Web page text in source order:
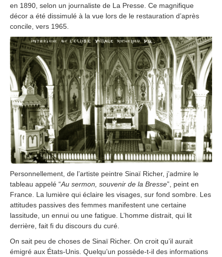
en 1890, selon un journaliste de La Presse. Ce magnifique
décor a été dissimulé à la vue lors de le restauration d’après
concile, vers 1965.
Personnellement, de l’artiste peintre Sinaï Richer, j’admire le
tableau appelé “Au sermon, souvenir de la Bresse”, peint en
France. La lumière qui éclaire les visages, sur fond sombre. Les
attitudes passives des femmes manifestent une certaine
lassitude, un ennui ou une fatigue. L’homme distrait, qui lit
derrière, fait fi du discours du curé.
On sait peu de choses de Sinaï Richer. On croit qu’il aurait
émigré aux États-Unis. Quelqu’un possède-t-il des informations